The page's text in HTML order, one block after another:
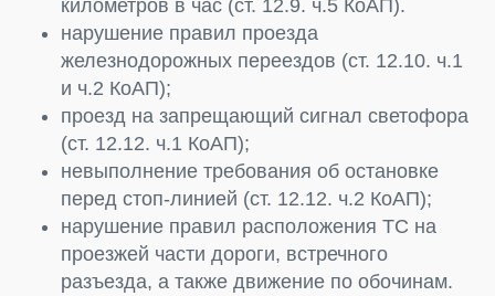
километров в час (ст. 12.9. ч.5 КоАП).
нарушение правил проезда
железнодорожных переездов (ст. 12.10. ч.1
и ч.2 КоАП);
проезд на запрещающий сигнал светофора
(ст. 12.12. ч.1 КоАП);
невыполнение требования об остановке
перед стоп-линией (ст. 12.12. ч.2 КоАП);
нарушение правил расположения ТС на
проезжей части дороги, встречного
разъезда, а также движение по обочинам.